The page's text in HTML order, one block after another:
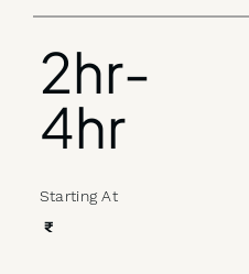
2hr-
4hr
Starting At
₹